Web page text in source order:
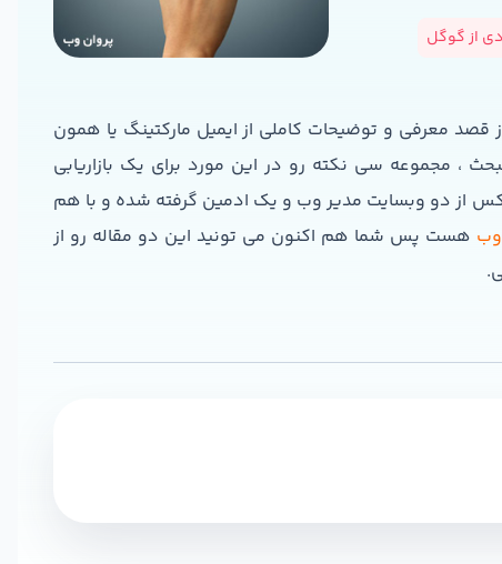
از گوگل
قصد معرفی و توضیحات کاملی از ایمیل مارکتینگ یا همون
، مجموعه سی نکته رو در این مورد برای یک بازاریابی
از دو وبسایت مدیر وب و یک ادمین گرفته شده و با هم
وب هست پس شما هم اکنون می تونید این دو مقاله رو از